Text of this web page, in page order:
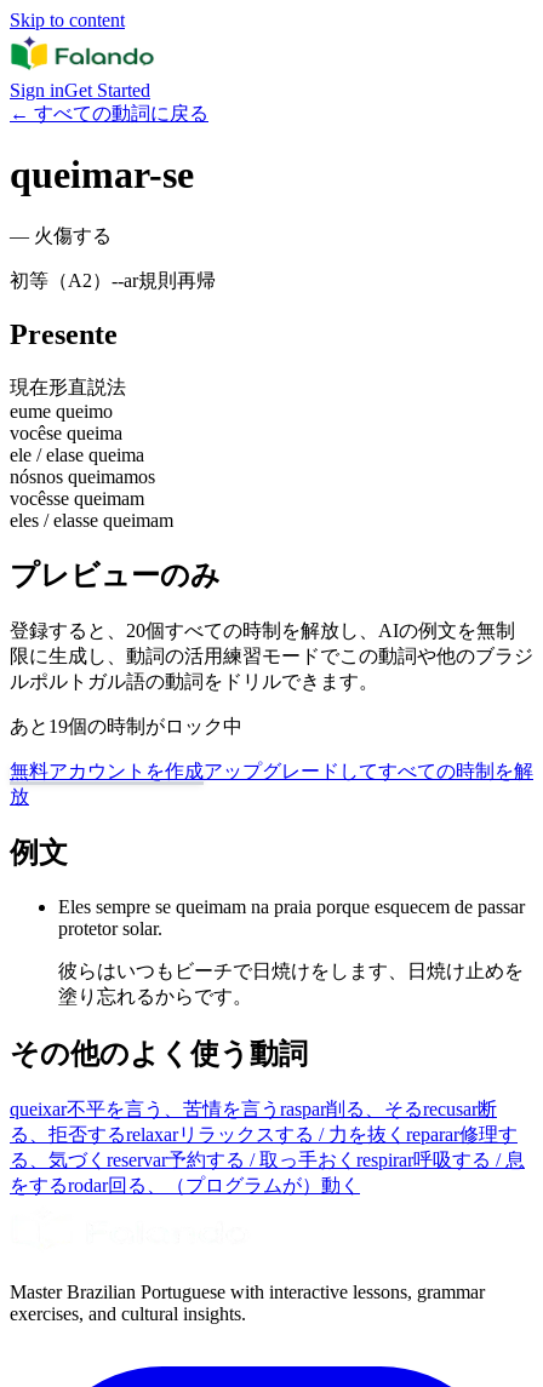
Skip to content
Sign inGet Started
← すべての動詞に戻る
queimar-se
— 火傷する
初等（A2） --ar規則 再帰
Presente
現在形直説法
eume queimo
vocêse queima
ele / elase queima
nósnos queimamos
vocêsse queimam
eles / elasse queimam
プレビューのみ
登録すると、20個すべての時制を解放し、AIの例文を無制
限に生成し、動詞の活用練習モードでこの動詞や他のブラジ
ルポルトガル語の動詞をドリルできます。
あと19個の時制がロック中
無料アカウントを作成アップグレードしてすべての時制を解
放
例文
Eles sempre se queimam na praia porque esquecem de passar
protetor solar.
彼らはいつもビーチで日焼けをします、日焼け止めを
塗り忘れるからです。
その他のよく使う動詞
queixar不平を言う、苦情を言う raspar削る、そるrecusar断
る、拒否するrelaxarリラックスする / 力を抜く reparar修理す
る、気づく reservar予約する / 取っ手おく respirar呼吸する / 息
をするrodar回る、（プログラムが）動く
Master Brazilian Portuguese with interactive lessons, grammar
exercises, and cultural insights.